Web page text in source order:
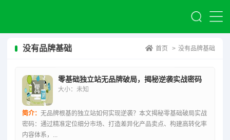
没有品牌基础 首页 > 没有品牌基础
零基础独立站无品牌破局，揭秘逆袭实战密码
大小：未知
简介： 无品牌根基的独立站如何实现逆袭？本文揭秘零基础破局实战
密码：通过精准定位细分市场、打造差异化产品卖点、构建高转化率
内容体系，...